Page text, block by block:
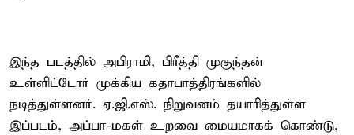
இந்த படத்தில் அபிராமி, பிரீத்தி முகுந்தன்
உள்ளிட்டோர் முக்கிய கதாபாத்திரங்களில்
நடித்துள்ளனர். ஏ.ஜி.எஸ். நிறுவனம் தயாரித்துள்ள
இப்படம், அப்பா-மகள் உறவை மையமாகக் கொண்டு,